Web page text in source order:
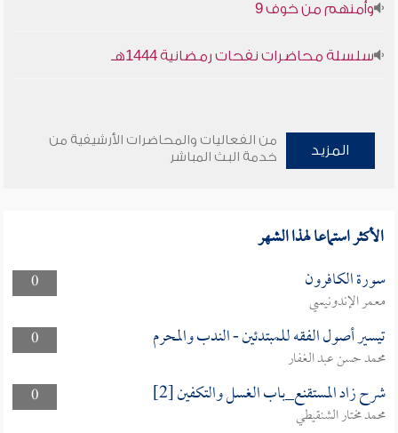
وأمنهم من خوف 9
سلسلة محاضرات نفحات رمضانية 1444هـ
المزيد
من الفعاليات والمحاضرات الأرشيفية من
خدمة البث المباشر
الأكثر استماعا لهذا الشهر
0 سورة الكافرون
معمر الإندونيسي
0
تيسير أصول الفقه للمبتدئين - الندب والمحرم
محمد حسن عبد الغفار
0
شرح زاد المستقنع_باب الغسل والتكفين [2]
محمد مختار الشنقيطي